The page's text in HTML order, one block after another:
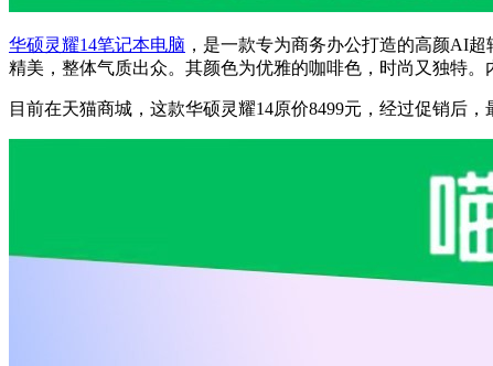
华硕灵耀14笔记本电脑 ，是一款专为商务办公打造的高颜AI
精美，整体气质出众。其颜色为优雅的咖啡色，时尚又独特
目前在天猫商城，这款华硕灵耀14原价8499元，经过促销后